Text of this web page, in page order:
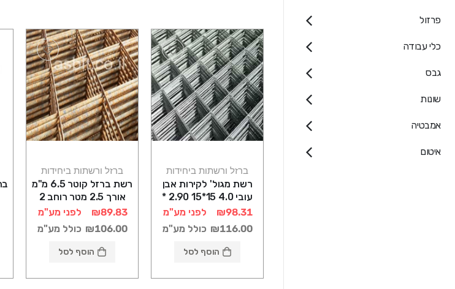
פרזול
כלי עבודה
גבס
שונות
אמבטיה
איטום
ברזל ורשתות ביחידות
רשת מגול' לקירות אבן
עובי 4.0 15*15 2.90 *
210
₪98.31
לפני מע"מ
₪116.00 כולל מע"מ
הוסף לסל
ברזל ורשתות ביחידות
רשת ברזל קוטר 6.5 מ"מ
אורך 2.5 מטר רוחב 2
מטר משבצות 20 ס"מ
₪89.83
לפני מע"מ
₪106.00 כולל מע"מ
הוסף לסל